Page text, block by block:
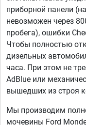
приборной панели
невозможен через
пробега), ошибки
Чтобы полностью
дизельных
часа. При этом не
AdBlue или
вышедших из строя
Мы производим
мочевины Ford